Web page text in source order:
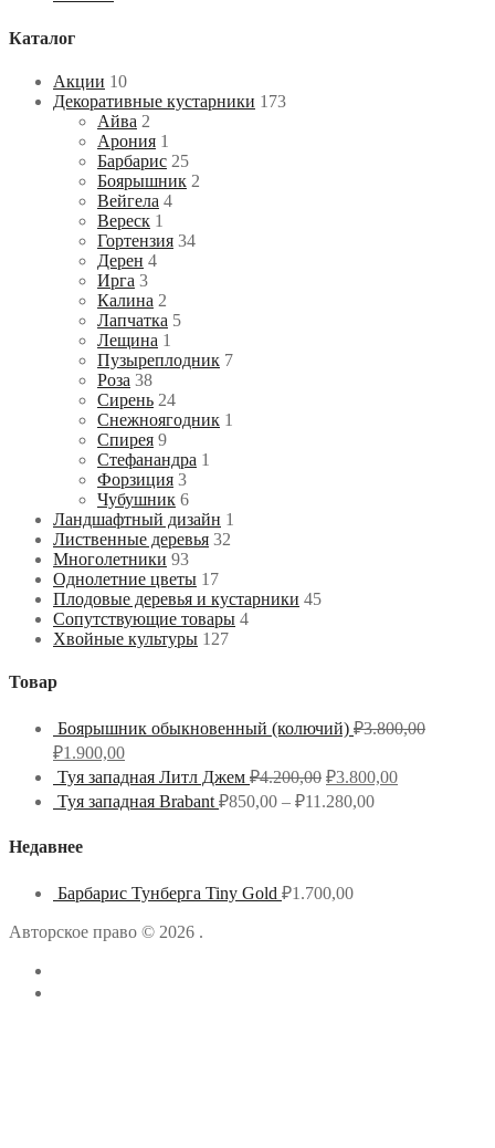
Каталог
Акции 10
Декоративные кустарники 173
Айва 2
Арония 1
Барбарис 25
Боярышник 2
Вейгела 4
Вереск 1
Гортензия 34
Дерен 4
Ирга 3
Калина 2
Лапчатка 5
Лещина 1
Пузыреплодник 7
Роза 38
Сирень 24
Снежноягодник 1
Спирея 9
Стефанандра 1
Форзиция 3
Чубушник 6
Ландшафтный дизайн 1
Лиственные деревья 32
Многолетники 93
Однолетние цветы 17
Плодовые деревья и кустарники 45
Сопутствующие товары 4
Хвойные культуры 127
Товар
Боярышник обыкновенный (колючий) ₽3.800,00
₽1.900,00
Туя западная Литл Джем ₽4.200,00 ₽3.800,00
Туя западная Brabant ₽850,00 – ₽11.280,00
Недавнее
Барбарис Тунберга Tiny Gold ₽1.700,00
Авторское право © 2026 .